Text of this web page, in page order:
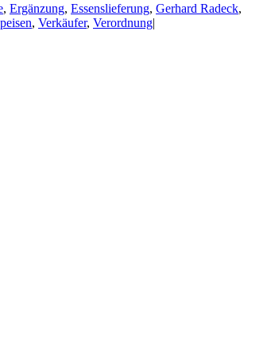
, Ergänzung, Essenslieferung, Gerhard Radeck,
, Verkäufer, Verordnung|